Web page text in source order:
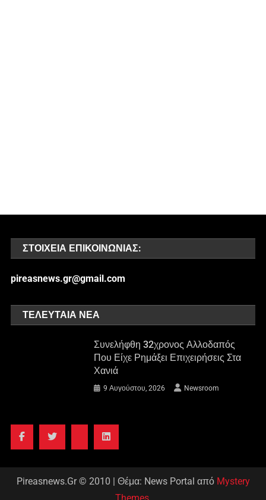
ΣΤΟΙΧΕΊΑ ΕΠΙΚΟΙΝΩΝΊΑΣ:
pireasnews.gr@gmail.com
ΤΕΛΕΥΤΑΊΑ ΝΈΑ
Συνελήφθη 32χρονος Αλλοδαπός
Που Είχε Ρημάξει Επιχειρήσεις Στα
Χανιά
9 Αυγούστου, 2026 Newsroom
Pireasnews.Gr © 2010 | Θέμα: News Portal από Mystery
Themes.